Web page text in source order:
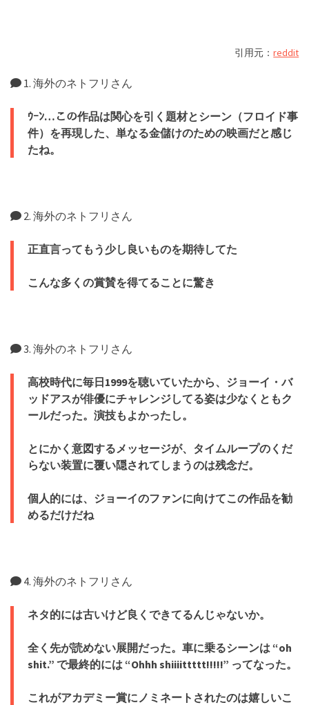
引用元：reddit
1. 海外のネトフリさん
ｳｰﾝ…この作品は関心を引く題材とシーン（フロイド事
件）を再現した、単なる金儲けのための映画だと感じ
たね。
2. 海外のネトフリさん
正直言ってもう少し良いものを期待してた
こんな多くの賞賛を得てることに驚き
3. 海外のネトフリさん
高校時代に毎日1999を聴いていたから、ジョーイ・バ
ッドアスが俳優にチャレンジしてる姿は少なくともク
ールだった。演技もよかったし。
とにかく意図するメッセージが、タイムループのくだ
らない装置に覆い隠されてしまうのは残念だ。
個人的には、ジョーイのファンに向けてこの作品を勧
めるだけだね
4. 海外のネトフリさん
ネタ的には古いけど良くできてるんじゃないか。
全く先が読めない展開だった。車に乗るシーンは “oh
shit.” で最終的には “Ohhh shiiiittttt!!!!!” ってなった。
これがアカデミー賞にノミネートされたのは嬉しいこ